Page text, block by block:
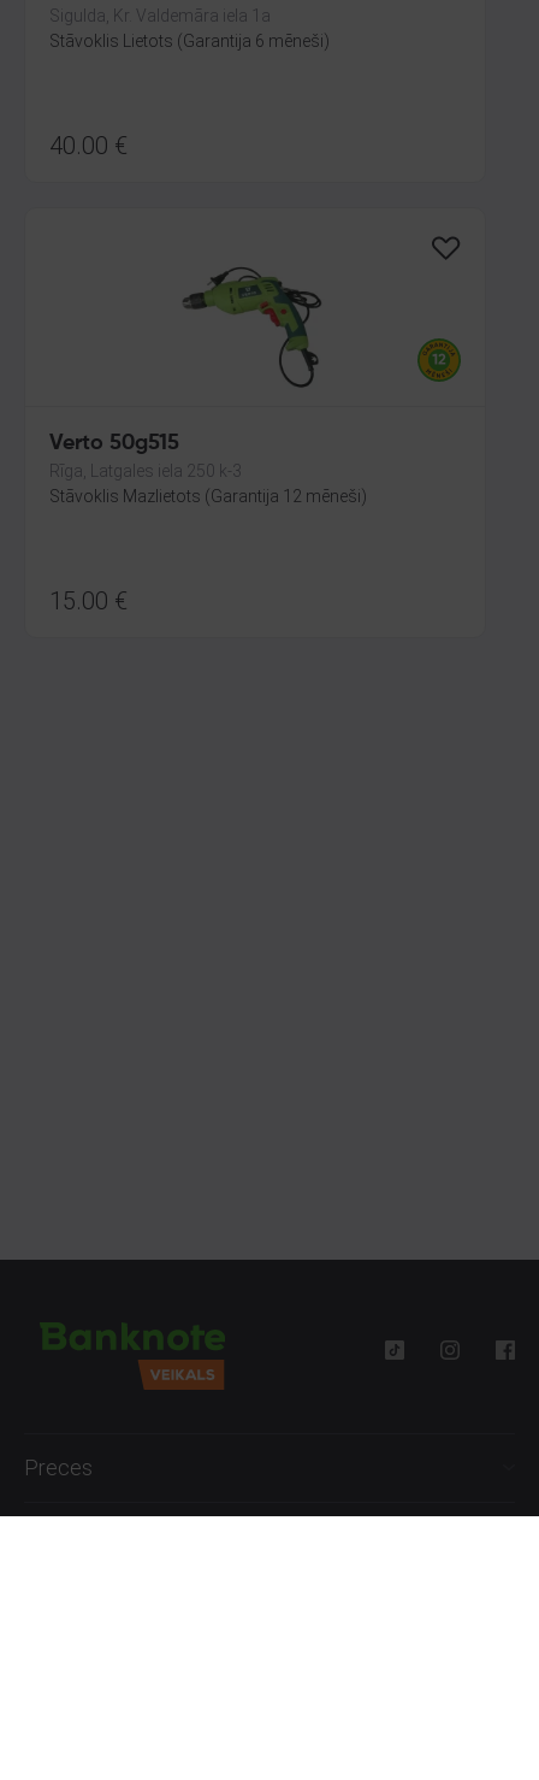
Sigulda, Kr. Valdemāra iela 1a
Stāvoklis Lietots (Garantija 6 mēneši)
40.00 €
Verto 50g515
Rīga, Latgales iela 250 k-3
Stāvoklis Mazlietots (Garantija 12 mēneši)
15.00 €
Preces